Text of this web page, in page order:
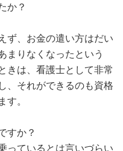
か？
ず、お金の遣い方はだい
まりなくなったという
きは、看護士として非常
、それができるのも資格
す。
すか？
っているとは言いづらい